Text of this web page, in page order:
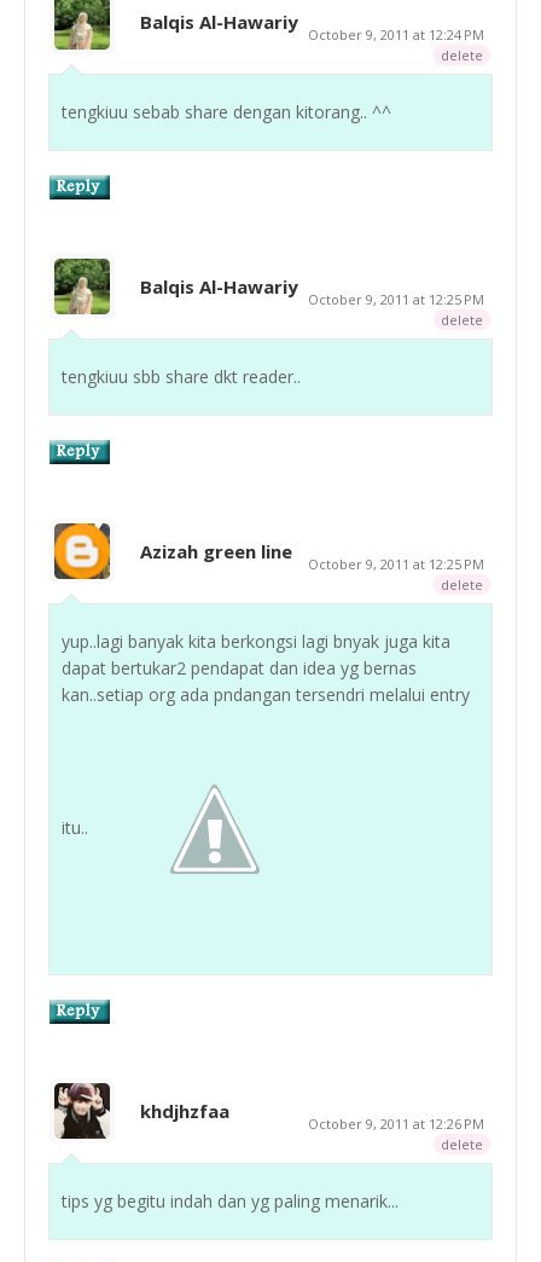
Balqis Al-Hawariy
October 9, 2011 at 12:24 PM
delete
tengkiuu sebab share dengan kitorang.. ^^
Balqis Al-Hawariy
October 9, 2011 at 12:25 PM
delete
tengkiuu sbb share dkt reader..
Azizah green line
October 9, 2011 at 12:25 PM
delete
yup..lagi banyak kita berkongsi lagi bnyak juga kita
dapat bertukar2 pendapat dan idea yg bernas
kan..setiap org ada pndangan tersendri melalui entry
itu..
khdjhzfaa
October 9, 2011 at 12:26 PM
delete
tips yg begitu indah dan yg paling menarik...